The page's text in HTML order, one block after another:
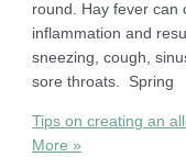
round. Hay fever can
inflammation and
sneezing, cough,
sore throats. Spring
Tips on creating an
More »